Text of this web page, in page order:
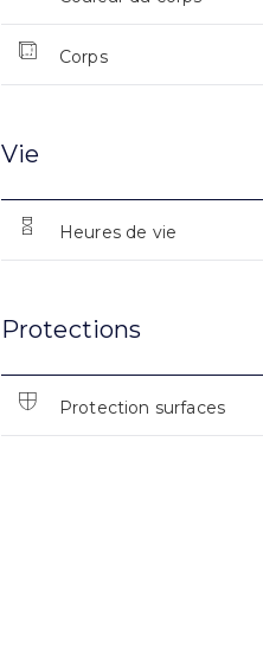
Corps
Vie
Heures de vie
Protections
Protection surfaces